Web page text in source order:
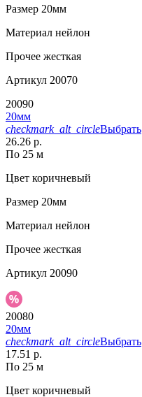
Размер 20мм
Материал нейлон
Прочее жесткая
Артикул 20070
20090
20мм
checkmark_alt_circleВыбрать
26.26 р.
По 25 м
Цвет коричневый
Размер 20мм
Материал нейлон
Прочее жесткая
Артикул 20090
20080
20мм
checkmark_alt_circleВыбрать
17.51 р.
По 25 м
Цвет коричневый